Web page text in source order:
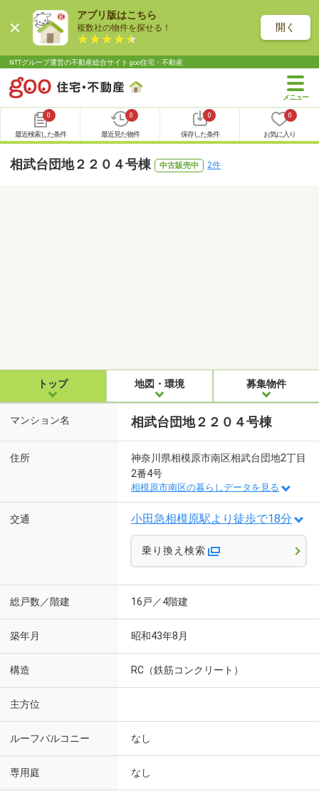
アプリ版はこちら
複数社の物件を探せる！ 開く
NTTグループ運営の不動産総合サイト goo住宅・不動産
0
最近検索した条件
0
最近見た物件
0
保存した条件
0
お気に入り
相武台団地２２０４号棟 中古販売中 2件
トップ 地図・環境 募集物件
マンション名 相武台団地２２０４号棟
住所
神奈川県相模原市南区相武台団地2丁目
2番4号
相模原市南区の暮らしデータを見る
交通 小田急相模原駅より徒歩で18分
乗り換え検索
総戸数／階建 16戸／4階建
築年月 昭和43年8月
構造 RC（鉄筋コンクリート）
主方位
ルーフバルコニー なし
専用庭 なし